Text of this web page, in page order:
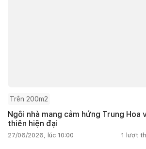
Trên 200m2
Ngôi nhà mang cảm hứng Trung Hoa
thiên hiện đại
27/06/2026, lúc 10:00 1 lượt